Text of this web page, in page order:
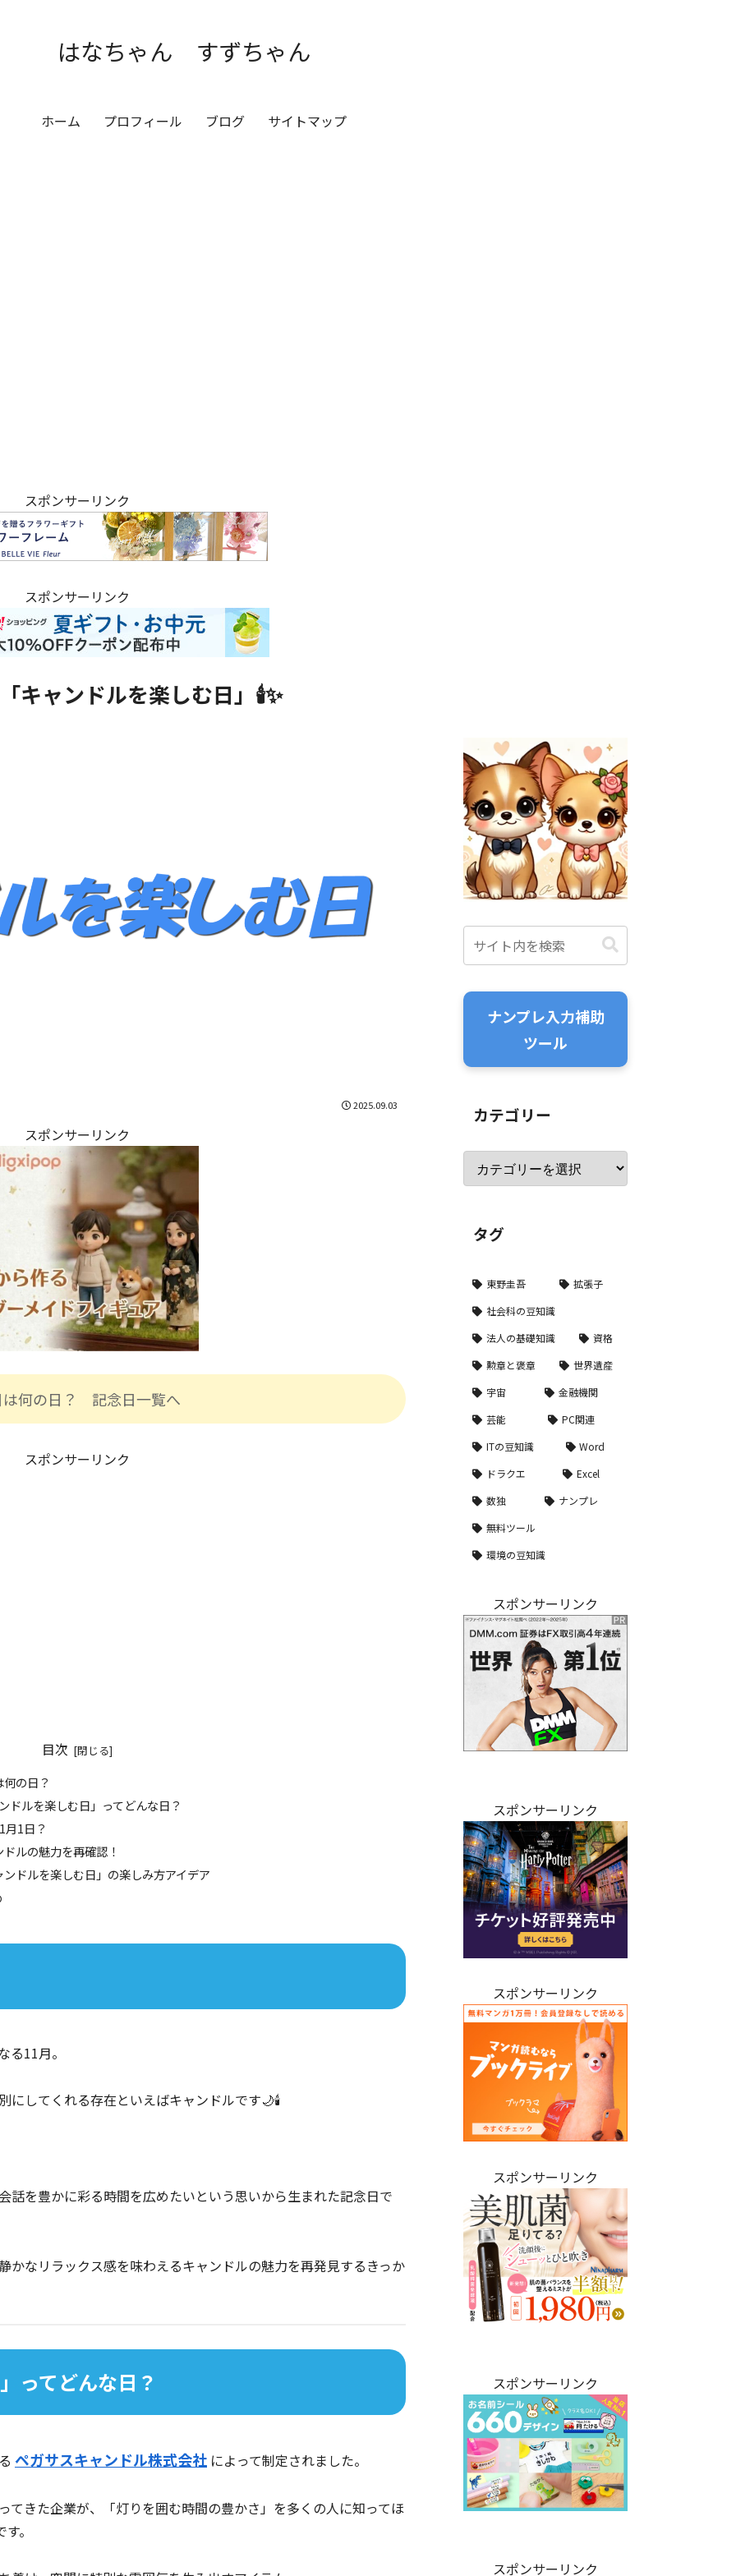
はなちゃん すずちゃん
ホーム プロフィール ブログ サイトマップ
スポンサーリンク
スポンサーリンク
キャンドルを楽しむ日」🕯️✨
2025.09.03
スポンサーリンク
は何の日？ 記念日一覧へ
スポンサーリンク
目次
の日？
ドルを楽しむ日」ってどんな日？
月1日？
ルの魅力を再確認！
ンドルを楽しむ日」の楽しみ方アイデア
11月。
にしてくれる存在といえばキャンドルです🌙🕯️
話を豊かに彩る時間を広めたいという思いから生まれた記念日で
かなリラックス感を味わえるキャンドルの魅力を再発見するきっか
ってどんな日？
ペガサスキャンドル株式会社 によって制定されました。
てきた企業が、「灯りを囲む時間の豊かさ」を多くの人に知ってほ
。
ナンプレ入力補助
ツール
カテゴリー
タグ
東野圭吾
拡張子
社会科の豆知識
法人の基礎知識
資格
勲章と褒章
世界遺産
宇宙
金融機関
芸能
PC関連
ITの豆知識
Word
ドラクエ
Excel
数独
ナンプレ
無料ツール
環境の豆知識
スポンサーリンク
スポンサーリンク
スポンサーリンク
スポンサーリンク
スポンサーリンク
スポンサーリンク